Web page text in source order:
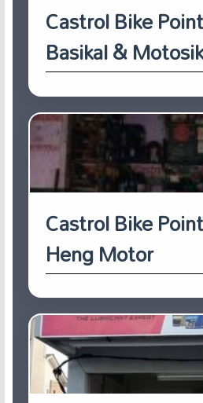
Castrol Bike
Basikal &
Castrol Bike
Heng Motor